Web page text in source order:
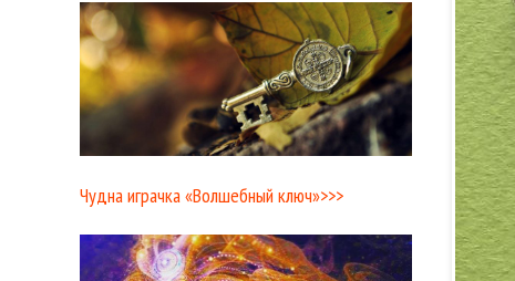
Чудна играчка «Волшебный ключ»>>>